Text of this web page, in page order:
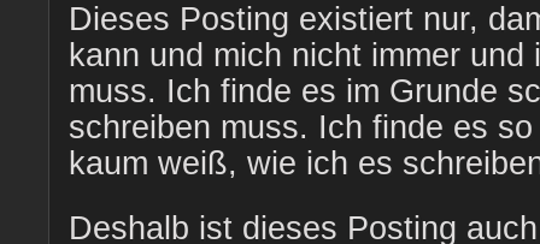
Dieses Posting existiert nur,
kann und mich nicht immer und
muss. Ich finde es im Grunde
schreiben muss. Ich finde es
kaum weiß, wie ich es
Deshalb ist dieses Posting